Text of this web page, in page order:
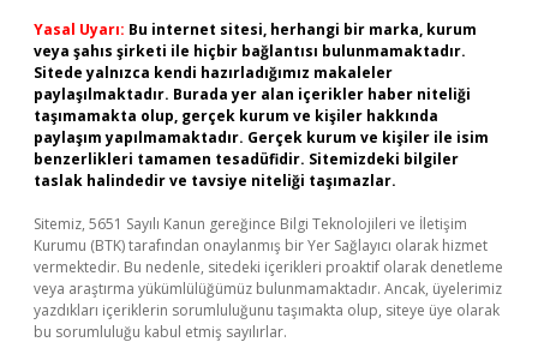
Yasal Uyarı: Bu internet sitesi, herhangi bir marka, kurum
veya şahıs şirketi ile hiçbir bağlantısı bulunmamaktadır.
Sitede yalnızca kendi hazırladığımız makaleler
paylaşılmaktadır. Burada yer alan içerikler haber niteliği
taşımamakta olup, gerçek kurum ve kişiler hakkında
paylaşım yapılmamaktadır. Gerçek kurum ve kişiler ile isim
benzerlikleri tamamen tesadüfidir. Sitemizdeki bilgiler
taslak halindedir ve tavsiye niteliği taşımazlar.
Sitemiz, 5651 Sayılı Kanun gereğince Bilgi Teknolojileri ve İletişim
Kurumu (BTK) tarafından onaylanmış bir Yer Sağlayıcı olarak hizmet
vermektedir. Bu nedenle, sitedeki içerikleri proaktif olarak denetleme
veya araştırma yükümlülüğümüz bulunmamaktadır. Ancak, üyelerimiz
yazdıkları içeriklerin sorumluluğunu taşımakta olup, siteye üye olarak
bu sorumluluğu kabul etmiş sayılırlar.